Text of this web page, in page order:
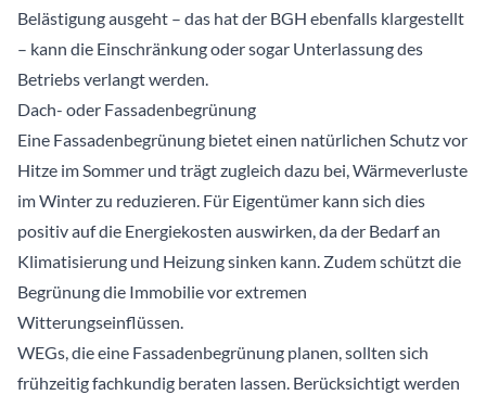
Belästigung ausgeht – das hat der BGH ebenfalls klargestellt
– kann die Einschränkung oder sogar Unterlassung des
Betriebs verlangt werden.
Dach- oder Fassadenbegrünung
Eine Fassadenbegrünung bietet einen natürlichen Schutz vor
Hitze im Sommer und trägt zugleich dazu bei, Wärmeverluste
im Winter zu reduzieren. Für Eigentümer kann sich dies
positiv auf die Energiekosten auswirken, da der Bedarf an
Klimatisierung und Heizung sinken kann. Zudem schützt die
Begrünung die Immobilie vor extremen
Witterungseinflüssen.
WEGs, die eine Fassadenbegrünung planen, sollten sich
frühzeitig fachkundig beraten lassen. Berücksichtigt werden